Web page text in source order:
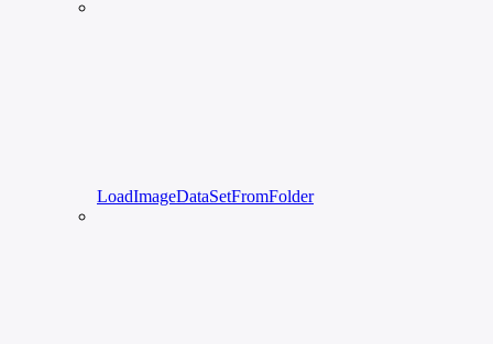
LoadImageDataSetFromFolder